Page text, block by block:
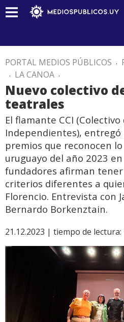
PORTAL MEDIOS PÚBLICOS .
. LA CANOA .
Nuevo colectivo
teatrales
El flamante CCI
Independientes),
premios que reconocen
uruguayo del año 2023
fundadores afirman
criterios diferentes a
Florencio. Entrevista con
Bernardo Borkenztain.
21.12.2023 | tiempo de lectura: